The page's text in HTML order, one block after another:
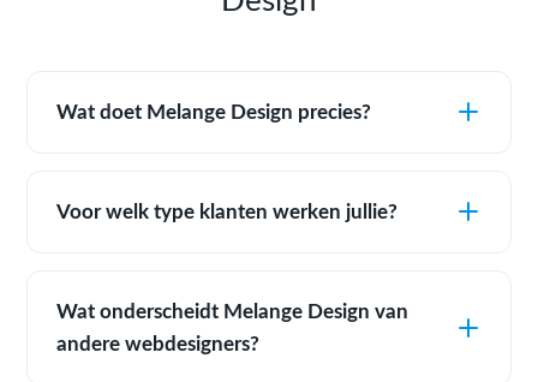
Wat doet Melange Design precies?
Voor welk type klanten werken jullie?
Wat onderscheidt Melange Design van
andere webdesigners?